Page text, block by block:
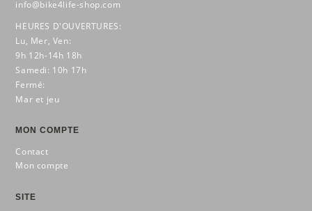
info@bike4life-shop.com
HEURES D'OUVERTURES:
Lu, Mer, Ven:
9h 12h-14h 18h
Samedi: 10h 17h
Fermé:
Mar et jeu
MON COMPTE
Contact
Mon compte
SITE